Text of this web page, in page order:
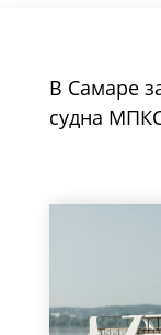
В Самаре
судна